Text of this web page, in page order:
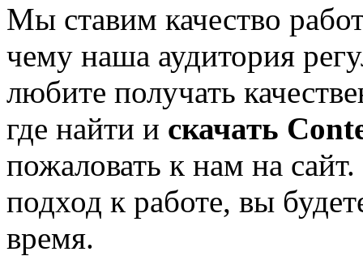
Мы ставим качество
чему наша аудитория
любите получать
где найти и скачать
пожаловать к нам на
подход к работе, вы
время.